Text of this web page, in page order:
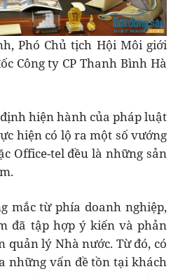
Phó Chủ tịch Hội Môi giới
Công ty CP Thanh Bình Hà
hiện hành của pháp luật
hiện có lộ ra một số vướng
Office-tel đều là những sản
mắc từ phía doanh nghiệp,
đã tập hợp ý kiến và phản
quản lý Nhà nước. Từ đó, có
những vấn đề tồn tại khách